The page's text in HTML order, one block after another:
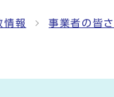
情報 事業者の皆